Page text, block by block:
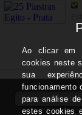
Termos e